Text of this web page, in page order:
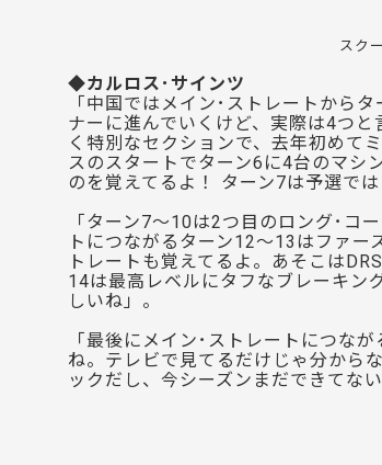
スク
◆カルロス･サインツ
「中国ではメイン･ストレートから
ナーに進んでいくけど、実際は4つ
く特別なセクションで、去年初めて
スのスタートでターン6に4台のマシ
のを覚えてるよ！ ターン7は予選で
「ターン7〜10は2つ目のロング･コ
トにつながるターン12〜13はファ
トレートも覚えてるよ。あそこは
14は最高レベルにタフなブレーキン
しいね」。
「最後にメイン･ストレートにつな
ね。テレビで見てるだけじゃ分から
ックだし、今シーズンまだできてな